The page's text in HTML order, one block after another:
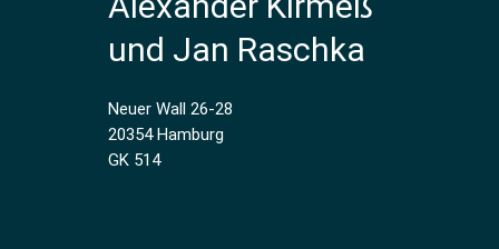
und Jan Raschka
Neuer Wall 26-28
20354 Hamburg
GK 514